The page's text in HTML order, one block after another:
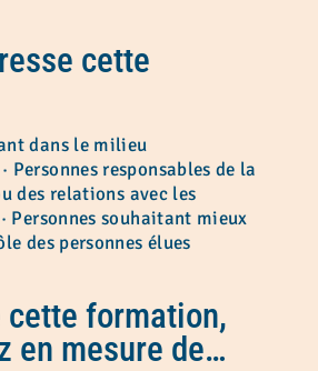
cette
dans le milieu
Personnes responsables de la
des relations avec les
Personnes souhaitant mieux
des personnes élues
cette formation,
en mesure de…